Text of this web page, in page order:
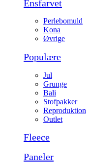
Ensfarvet
Perlebomuld
Kona
Øvrige
Populære
Jul
Grunge
Bali
Stofpakker
Reproduktion
Outlet
Fleece
Paneler